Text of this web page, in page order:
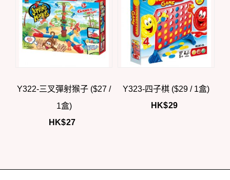
Y322-三叉彈射猴子 ($27 /
1盒)
HK$27
Y323-四子棋 ($29 / 1盒)
HK$29